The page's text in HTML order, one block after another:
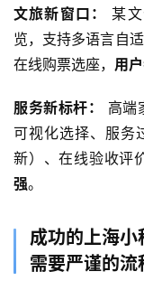
首
关
文旅新窗口：
某
览，支持多语言自
在线购票选座， 用
服务新标杆：
高端
可视化选择、服务
新）、在线验收评
强。
成功的上海
需要严谨的流